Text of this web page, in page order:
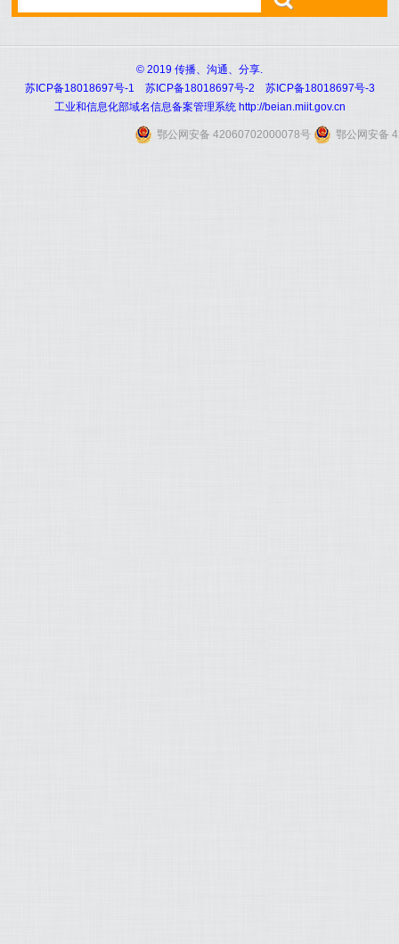
© 2019 传播、沟通、分享.
苏ICP备18018697号-1 苏ICP备18018697号-2 苏ICP备18018697号-3
工业和信息化部域名信息备案管理系统 http://beian.miit.gov.cn
鄂公网安备 42060702000078号 鄂公网安备